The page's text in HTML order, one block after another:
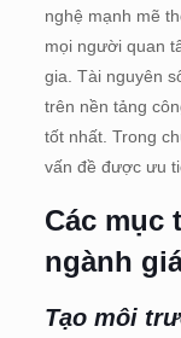
nghệ mạnh mẽ
mọi người quan
gia. Tài nguyên
trên nền tảng
tốt nhất. Trong
vấn đề được ưu
Các mục
ngành
Tạo môi